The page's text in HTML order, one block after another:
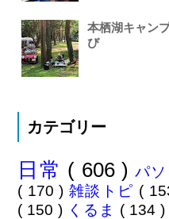
本栖湖キャン
び
カテゴリー
日常 ( 606 )パ
( 170 ) 雑談トピ (
( 150 ) くるま ( 134 )